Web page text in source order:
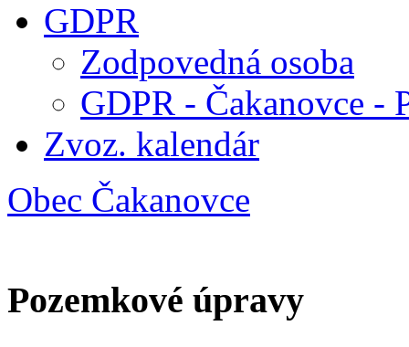
GDPR
Zodpovedná osoba
GDPR - Čakanovce -
Zvoz. kalendár
Obec Čakanovce
Pozemkové úpravy